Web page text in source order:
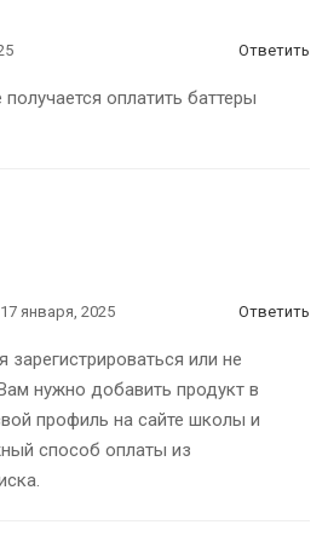
Ответить
оплатить баттеры
17 января, 2025 Ответить
зарегистрироваться или не
нужно добавить продукт в
профиль на сайте школы и
способ оплаты из